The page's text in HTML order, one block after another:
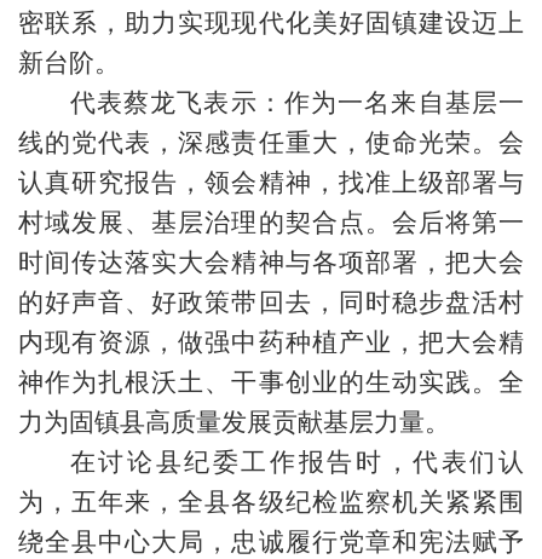
密联系，助力实现现代化美好固镇建设迈上
新台阶。
代表蔡龙飞表示：作为一名来自基层一
线的党代表，深感责任重大，使命光荣。会
认真研究报告，领会精神，找准上级部署与
村域发展、基层治理的契合点。会后将第一
时间传达落实大会精神与各项部署，把大会
的好声音、好政策带回去，同时稳步盘活村
内现有资源，做强中药种植产业，把大会精
神作为扎根沃土、干事创业的生动实践。全
力为固镇县高质量发展贡献基层力量。
在讨论县纪委工作报告时，代表们认
为，五年来，全县各级纪检监察机关紧紧围
绕全县中心大局，忠诚履行党章和宪法赋予